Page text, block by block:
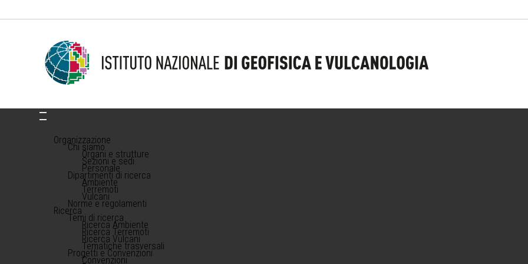
Organizzazione
Chi siamo
Organi e strutture
Sezioni e sedi
Personale
Dipartimenti di ricerca
Ambiente
Terremoti
Vulcani
Norme e regolamenti
Ricerca
Temi di ricerca
Ricerca Ambiente
Ricerca Terremoti
Ricerca Vulcani
Tematiche trasversali
Progetti e Convenzioni
Convenzioni